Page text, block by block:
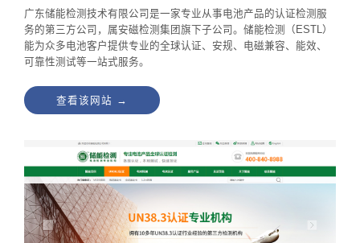
广东储能检测技术有限公司是一家专业从事电池产品的认证检测服
务的第三方公司，属安磁检测集团旗下子公司。储能检测（ESTL）
能为众多电池客户提供专业的全球认证、安规、电磁兼容、能效、
可靠性测试等一站式服务。
查看该网站 →